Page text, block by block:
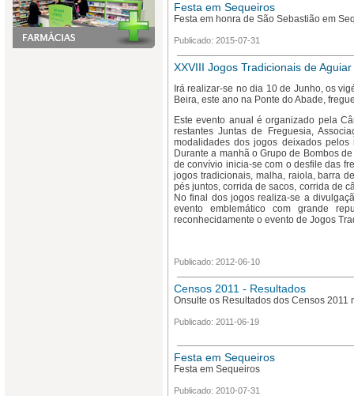
Festa em Sequeiros
Festa em honra de São Sebastião em
Publicado: 2015-07-31
XXVIII Jogos Tradicionais de
Irá realizar-se no dia 10 de Junho, os
Beira, este ano na Ponte do Abade,
Este evento anual é organizado pela
restantes Juntas de Freguesia,
modalidades dos jogos deixados
Durante a manhã o Grupo de Bombos
de convívio inicia-se com o desfile das
jogos tradicionais, malha, raiola, barra
pés juntos, corrida de sacos, corrida de
No final dos jogos realiza-se a
evento emblemático com grande
reconhecidamente o evento de Jogos
Publicado: 2012-06-10
Censos 2011 - Resultados
Onsulte os Resultados dos Censos 2011
Publicado: 2011-06-19
Festa em Sequeiros
Festa em Sequeiros
Publicado: 2010-07-31